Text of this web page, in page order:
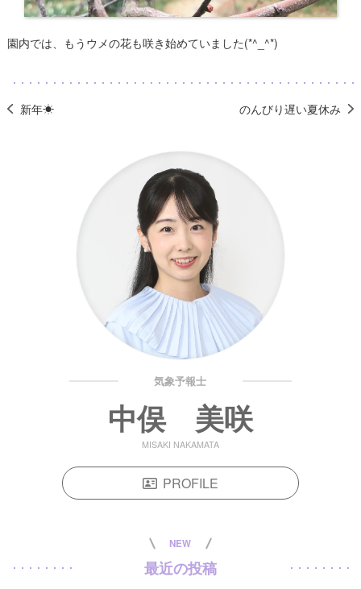
園内では、もうウメの花も咲き始めていました(*^_^*)
新年☀ のんびり遅い夏休み
気象予報士
中俣 美咲
MISAKI NAKAMATA
PROFILE
NEW
最近の投稿